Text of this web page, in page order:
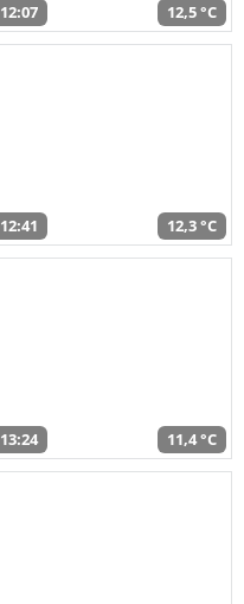
12:07 12,5 °C
12:41 12,3 °C
13:24 11,4 °C